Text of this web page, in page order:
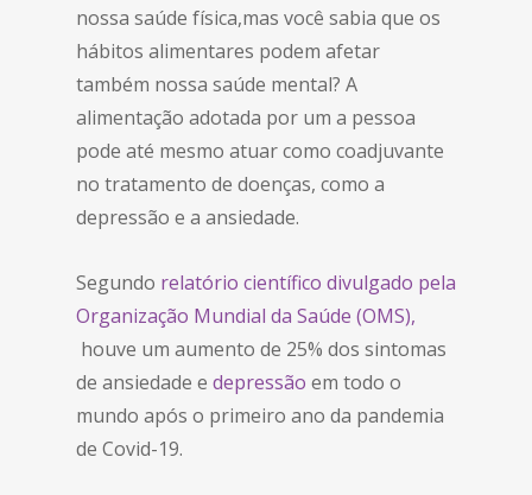
nossa saúde física,mas você sabia que os
hábitos alimentares podem afetar
também nossa saúde mental? A
alimentação adotada por um a pessoa
pode até mesmo atuar como coadjuvante
no tratamento de doenças, como a
depressão e a ansiedade.
Segundo relatório científico divulgado pela
Organização Mundial da Saúde (OMS),
houve um aumento de 25% dos sintomas
de ansiedade e depressão em todo o
mundo após o primeiro ano da pandemia
de Covid-19.